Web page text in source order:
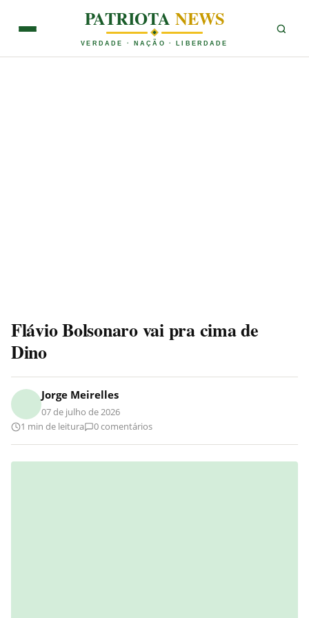
PATRIOTANEWS
VERDADE · NAÇÃO · LIBERDADE
Flávio Bolsonaro vai pra cima de
Dino
Jorge Meirelles
07 de julho de 2026
1 min de leitura
0 comentários